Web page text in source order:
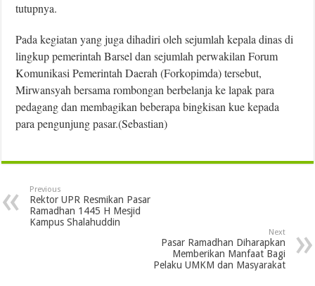
tutupnya.
Pada kegiatan yang juga dihadiri oleh sejumlah kepala dinas di
lingkup pemerintah Barsel dan sejumlah perwakilan Forum
Komunikasi Pemerintah Daerah (Forkopimda) tersebut,
Mirwansyah bersama rombongan berbelanja ke lapak para
pedagang dan membagikan beberapa bingkisan kue kepada
para pengunjung pasar.(Sebastian)
Previous
Rektor UPR Resmikan Pasar
Ramadhan 1445 H Mesjid
Kampus Shalahuddin
Next
Pasar Ramadhan Diharapkan
Memberikan Manfaat Bagi
Pelaku UMKM dan Masyarakat